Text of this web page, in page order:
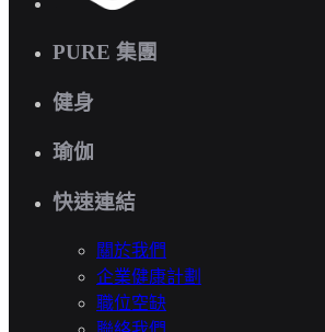
PURE 集團
健身
瑜伽
快速連結
關於我們
企業健康計劃
職位空缺